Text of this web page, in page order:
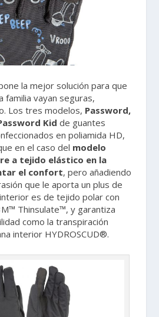
la mejor solución para que
familia vayan seguras,
Los tres modelos, Password,
Kid de guantes
en poliamida HD,
en el caso del modelo
a tejido elástico en la
el confort, pero añadiendo
que le aporta un plus de
es de tejido polar con
Thinsulate™, y garantiza
como la transpiración
interior HYDROSCUD®.